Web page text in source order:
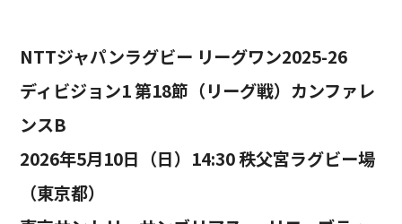
NTTジャパンラグビー リーグワン2025-26
ディビジョン1 第18節（リーグ戦）カンファレ
ンスB
2026年5月10日（日）14:30 秩父宮ラグビー場
（東京都）